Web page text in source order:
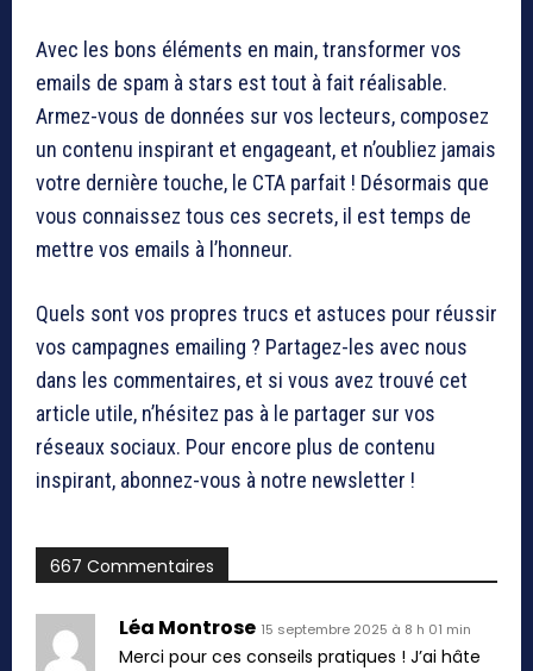
Avec les bons éléments en main, transformer vos
emails de spam à stars est tout à fait réalisable.
Armez-vous de données sur vos lecteurs, composez
un contenu inspirant et engageant, et n’oubliez jamais
votre dernière touche, le CTA parfait ! Désormais que
vous connaissez tous ces secrets, il est temps de
mettre vos emails à l’honneur.
Quels sont vos propres trucs et astuces pour réussir
vos campagnes emailing ? Partagez-les avec nous
dans les commentaires, et si vous avez trouvé cet
article utile, n’hésitez pas à le partager sur vos
réseaux sociaux. Pour encore plus de contenu
inspirant, abonnez-vous à notre newsletter !
667 Commentaires
Léa Montrose 15 septembre 2025 à 8 h 01 min
Merci pour ces conseils pratiques ! J’ai hâte